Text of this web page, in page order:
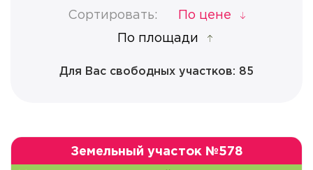
Сортировать: По цене
По площади
Для Вас свободных участков: 85
Земельный участок №578